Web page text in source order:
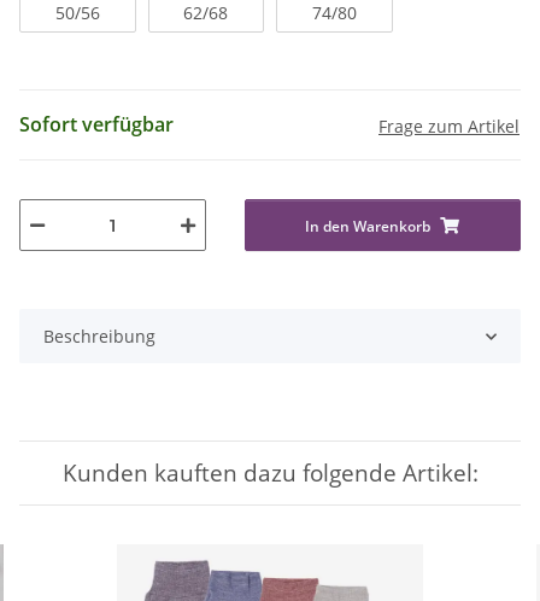
50/56 62/68 74/80
Sofort verfügbar Frage zum Artikel
In den Warenkorb
Beschreibung
Kunden kauften dazu folgende Artikel: